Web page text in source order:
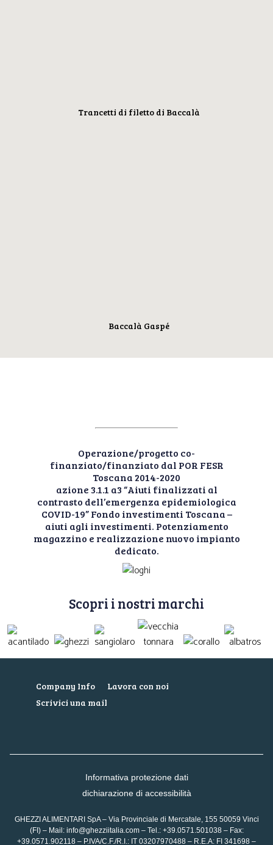
Trancetti di filetto di Baccalà
Baccalà Gaspé
Operazione/progetto co-
finanziato/finanziato dal POR FESR
Toscana 2014-2020
azione 3.1.1 a3 “Aiuti finalizzati al
contrasto dell’emergenza epidemiologica
COVID-19” Fondo investimenti Toscana –
aiuti agli investimenti. Potenziamento
magazzino e realizzazione nuovo impianto
dedicato.
Scopri i nostri marchi
Company Info
Lavora con noi
Scrivici una mail
Informativa protezione dati
dichiarazione di accessibilità
GHEZZI ALIMENTARI SpA – Via Provinciale di Mercatale, 155 50059 Vinci
(FI) – Mail: info@ghezziitalia.com– Tel.: +39.0571.501038 – Fax:
+39.0571.902118 – P.IVA/C.F./R.I.: IT 03207970488 – R.E.A: FI 341698 –